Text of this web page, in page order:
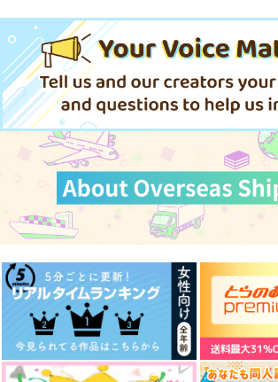
440 円（税込）
竹谷八左ヱ門
サンプル
作品詳細
880円（税込）
斎藤一
サンプル
作品詳細
皇帝のいない八月
オタマ58
かんちがいラブレター
Maison723